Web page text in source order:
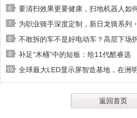
要清扫效果更要健康，扫地机器人如
为职业骑手深度定制，新日龙骑系列
不敢拆的车不是好电动车？高层下场
补足“木桶”中的短板：给11代酷睿选
全球最大LED显示屏智造基地，在洲明
返回首页